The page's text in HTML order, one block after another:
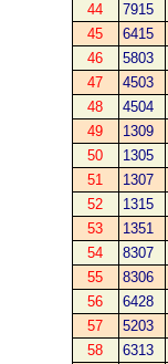
44
7915
45
6415
46
5803
47
4503
48
4504
49
1309
50
1305
51
1307
52
1315
53
1351
54
8307
55
8306
56
6428
57
5203
58
6313